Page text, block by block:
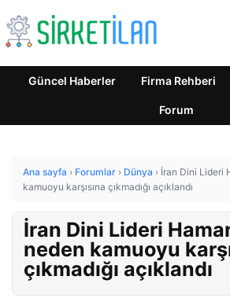
Güncel Haberler Firma Rehberi
Forum
Ana sayfa › Forumlar › Dünya › İran Dini Lideri
kamuoyu karşısına çıkmadığı açıklandı
İran Dini Lideri
neden kamuoyu
çıkmadığı açıklandı